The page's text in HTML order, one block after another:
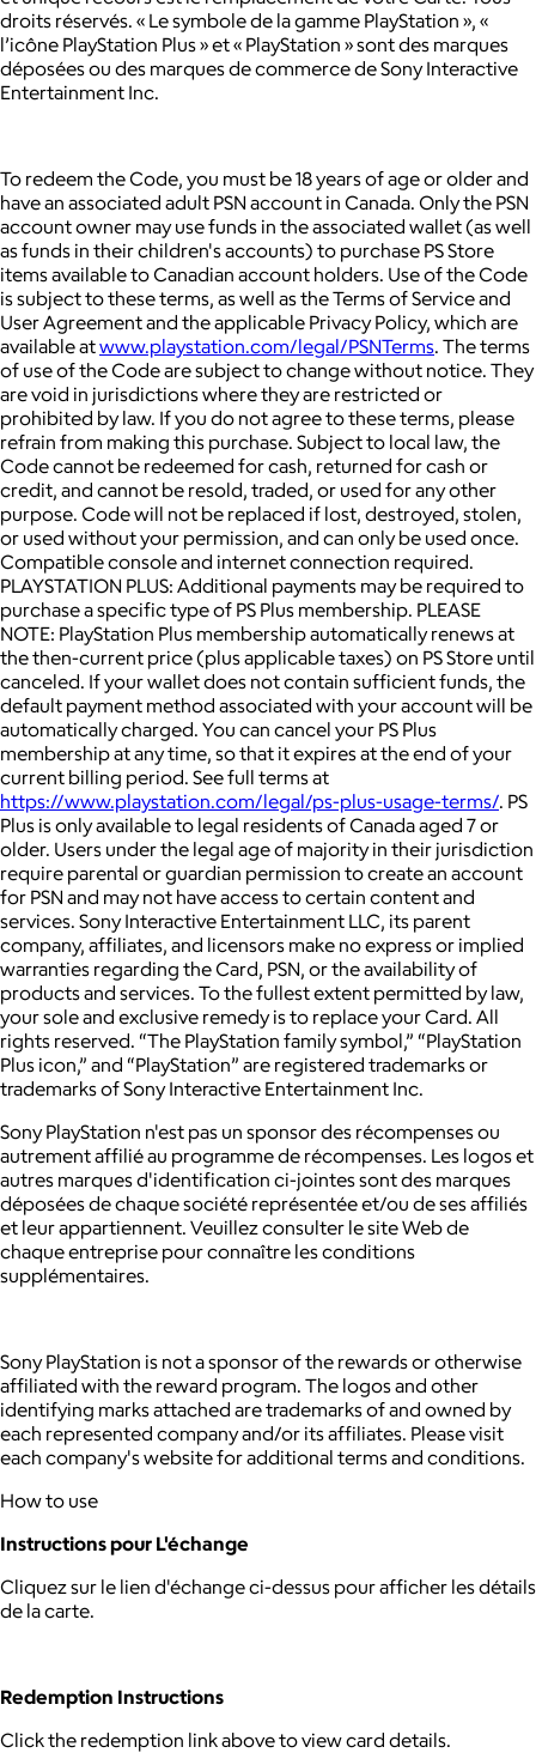
droits réservés. « Le symbole de la gamme PlayStation », «
l’icône PlayStation Plus » et « PlayStation » sont des marques
déposées ou des marques de commerce de Sony Interactive
Entertainment Inc.
To redeem the Code, you must be 18 years of age or older and
have an associated adult PSN account in Canada. Only the PSN
account owner may use funds in the associated wallet (as well
as funds in their children's accounts) to purchase PS Store
items available to Canadian account holders. Use of the Code
is subject to these terms, as well as the Terms of Service and
User Agreement and the applicable Privacy Policy, which are
available atwww.playstation.com/legal/PSNTerms. The terms
of use of the Code are subject to change without notice. They
are void in jurisdictions where they are restricted or
prohibited by law. If you do not agree to these terms, please
refrain from making this purchase. Subject to local law, the
Code cannot be redeemed for cash, returned for cash or
credit, and cannot be resold, traded, or used for any other
purpose. Code will not be replaced if lost, destroyed, stolen,
or used without your permission, and can only be used once.
Compatible console and internet connection required.
PLAYSTATION PLUS: Additional payments may be required to
purchase a specific type of PS Plus membership. PLEASE
NOTE: PlayStation Plus membership automatically renews at
the then-current price (plus applicable taxes) on PS Store until
canceled. If your wallet does not contain sufficient funds, the
default payment method associated with your account will be
automatically charged. You can cancel your PS Plus
membership at any time, so that it expires at the end of your
current billing period. See full terms at
https://www.playstation.com/legal/ps-plus-usage-terms/. PS
Plus is only available to legal residents of Canada aged 7 or
older. Users under the legal age of majority in their jurisdiction
require parental or guardian permission to create an account
for PSN and may not have access to certain content and
services. Sony Interactive Entertainment LLC, its parent
company, affiliates, and licensors make no express or implied
warranties regarding the Card, PSN, or the availability of
products and services. To the fullest extent permitted by law,
your sole and exclusive remedy is to replace your Card. All
rights reserved. “The PlayStation family symbol,” “PlayStation
Plus icon,” and “PlayStation” are registered trademarks or
trademarks of Sony Interactive Entertainment Inc.
Sony PlayStation n'est pas un sponsor des récompenses ou
autrement affilié au programme de récompenses. Les logos et
autres marques d'identification ci-jointes sont des marques
déposées de chaque société représentée et/ou de ses affiliés
et leur appartiennent. Veuillez consulter le site Web de
chaque entreprise pour connaître les conditions
supplémentaires.
Sony PlayStation is not a sponsor of the rewards or otherwise
affiliated with the reward program. The logos and other
identifying marks attached are trademarks of and owned by
each represented company and/or its affiliates. Please visit
each company's website for additional terms and conditions.
How to use
Instructions pour L'échange
Cliquez sur le lien d'échange ci-dessus pour afficher les détails
de la carte.
Redemption Instructions
Click the redemption link above to view card details.